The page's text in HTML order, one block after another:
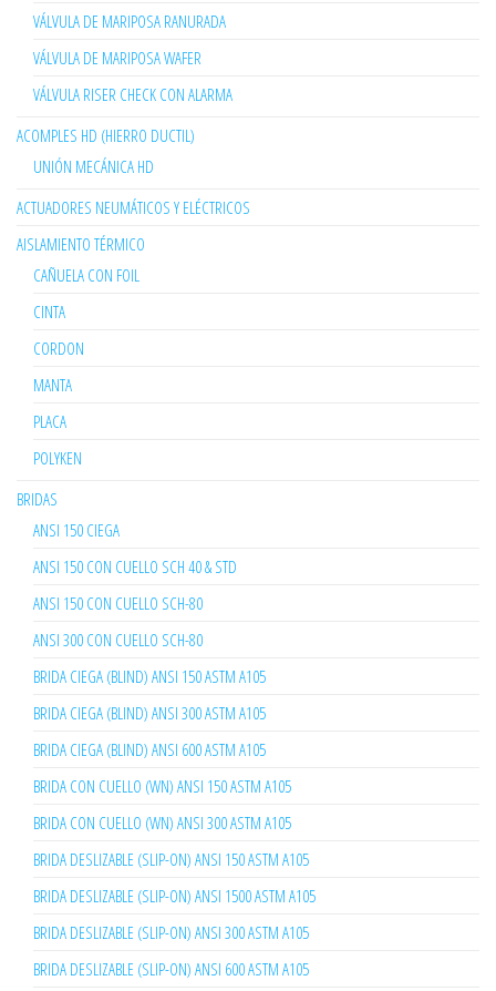
VÁLVULA DE MARIPOSA RANURADA
VÁLVULA DE MARIPOSA WAFER
VÁLVULA RISER CHECK CON ALARMA
ACOMPLES HD (HIERRO DUCTIL)
UNIÓN MECÁNICA HD
ACTUADORES NEUMÁTICOS Y ELÉCTRICOS
AISLAMIENTO TÉRMICO
CAÑUELA CON FOIL
CINTA
CORDON
MANTA
PLACA
POLYKEN
BRIDAS
ANSI 150 CIEGA
ANSI 150 CON CUELLO SCH 40 & STD
ANSI 150 CON CUELLO SCH-80
ANSI 300 CON CUELLO SCH-80
BRIDA CIEGA (BLIND) ANSI 150 ASTM A105
BRIDA CIEGA (BLIND) ANSI 300 ASTM A105
BRIDA CIEGA (BLIND) ANSI 600 ASTM A105
BRIDA CON CUELLO (WN) ANSI 150 ASTM A105
BRIDA CON CUELLO (WN) ANSI 300 ASTM A105
BRIDA DESLIZABLE (SLIP-ON) ANSI 150 ASTM A105
BRIDA DESLIZABLE (SLIP-ON) ANSI 1500 ASTM A105
BRIDA DESLIZABLE (SLIP-ON) ANSI 300 ASTM A105
BRIDA DESLIZABLE (SLIP-ON) ANSI 600 ASTM A105